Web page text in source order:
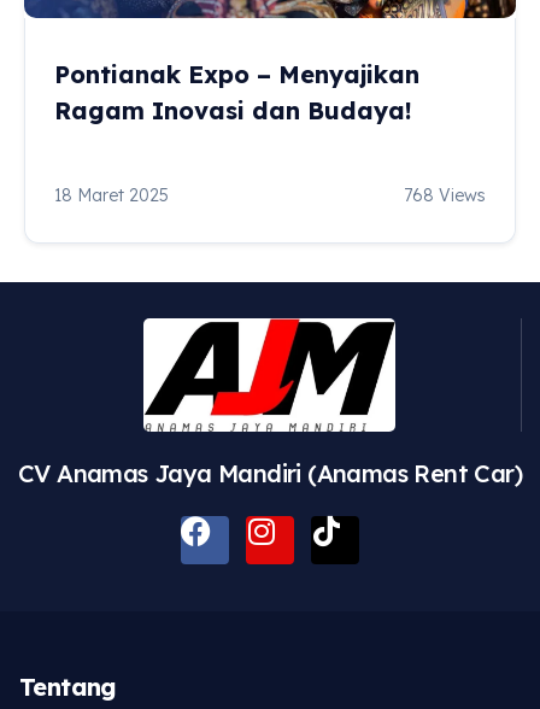
Pontianak Expo – Menyajikan
Ragam Inovasi dan Budaya!
18 Maret 2025 768 Views
CV Anamas Jaya Mandiri (Anamas Rent Car)
Tentang